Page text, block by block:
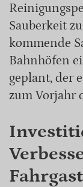
Sauberkeit
kommende
Bahnhöfen
geplant, der
zum Vorjahr